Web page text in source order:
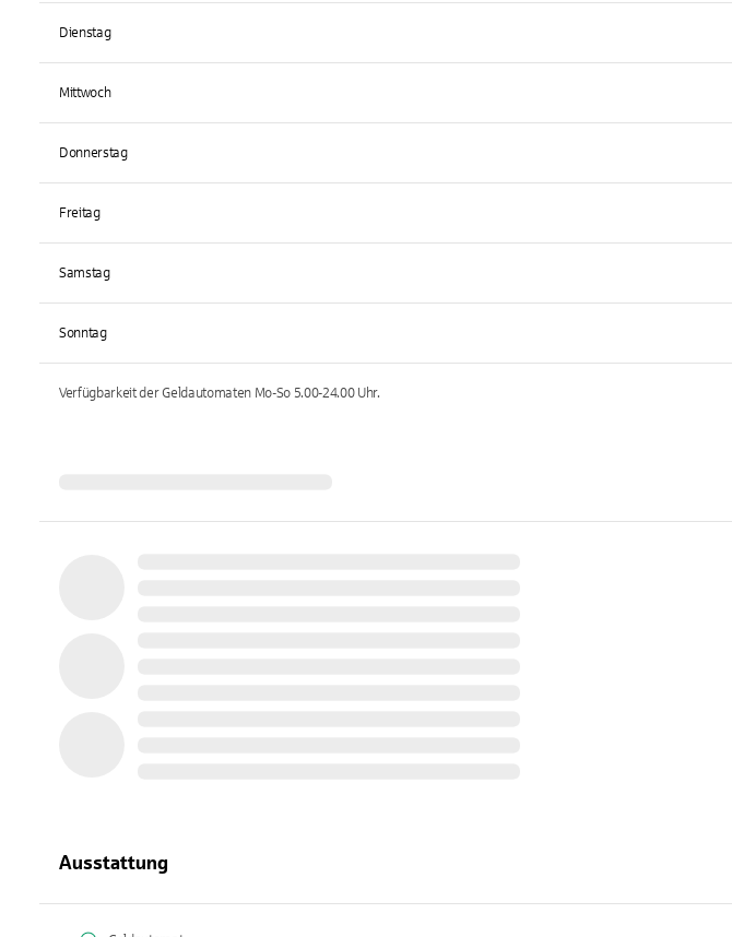
Dienstag
Mittwoch
Donnerstag
Freitag
Samstag
Sonntag
Verfügbarkeit der Geldautomaten Mo-So 5.00-24.00Uhr.
Ausstattung